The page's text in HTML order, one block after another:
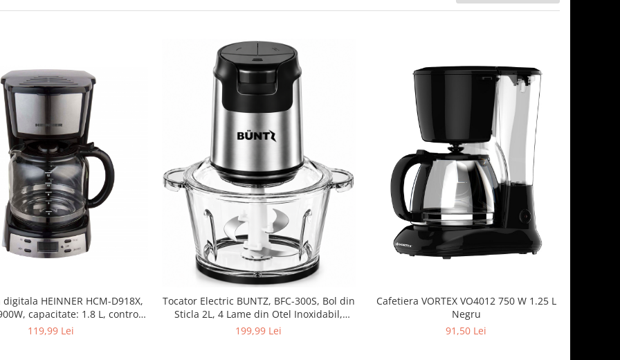
HEINNER HCM-D918X,
capacitate: 1.8 L, control
timer programabil, afisare
119,99 Lei
Tocator Electric BUNTZ, BFC-300S, Bol din
Sticla 2L, 4 Lame din Otel Inoxidabil,
300W, Protectie la Supraincalzire, Tocator
199,99 Lei
Cafetiera VORTEX VO4012 750 W 1.25 L
Negru
91,50 Lei